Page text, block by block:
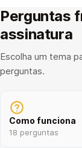
Perguntas
assinatura
Escolha um tema
perguntas.
Como funciona
18 perguntas